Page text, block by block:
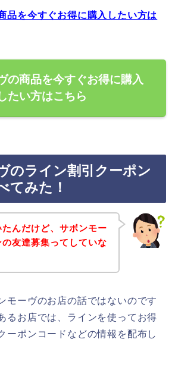
品を今すぐお得に購入したい方は
の商品を今すぐお得に購入
たい方はこちら
のライン割引クーポン
てみた！
んだけど、サボンモー
友達募集ってしていな
モーヴのお店の話ではないのです
るお店では、ラインを使ってお得
ーポンコードなどの情報を配布し